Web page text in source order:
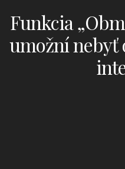
Funkcia
umožní nebyť